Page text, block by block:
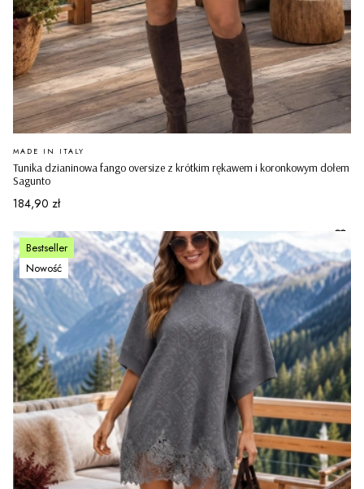
Tunika dzianinowa fango oversize z krótkim rękawem i koronkowym dołem
Sagunto
PRODUCENT
MADE IN ITALY
Cena
184,90 zł
Bestseller
Nowość